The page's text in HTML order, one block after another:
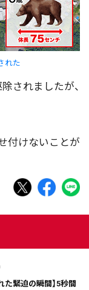
れた
されましたが、
付けないことが
た緊迫の瞬間】5秒間